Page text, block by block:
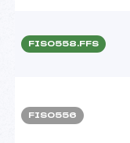
FIS0558.FFS
FIS0556